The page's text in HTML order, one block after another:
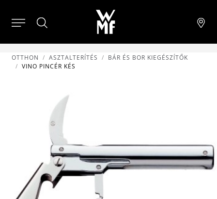
OTTHON ASZTALTERÍTÉS
BÁR ÉS BOR KIEGÉSZÍTŐK
VINO PINCÉR KÉS